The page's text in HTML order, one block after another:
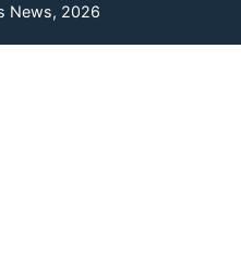
News, 2026